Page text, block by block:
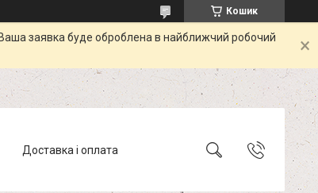
Кошик
заявка буде оброблена в найближчий робочий
Доставка і оплата